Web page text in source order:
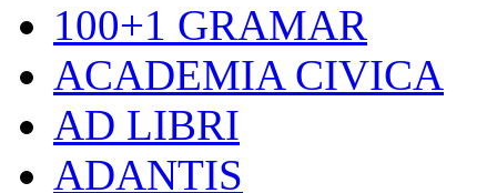
100+1 GRAMAR
ACADEMIA CIVICA
AD LIBRI
ADANTIS